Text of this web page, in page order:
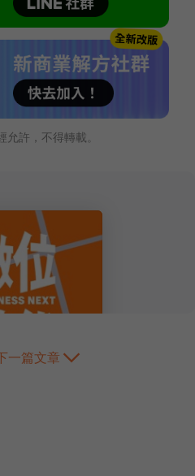
許，不得轉載。
一篇文章